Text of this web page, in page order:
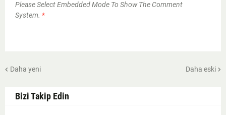
Please Select Embedded Mode To Show The Comment
System. *
Daha yeni Daha eski
Bizi Takip Edin